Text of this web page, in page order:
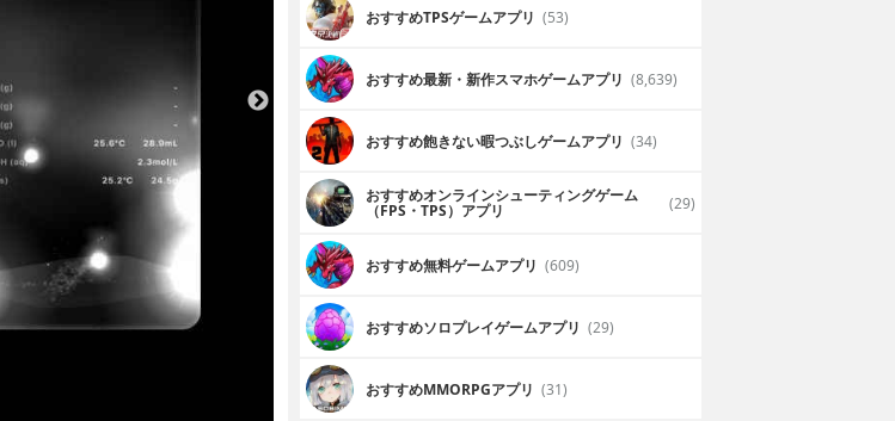
おすすめTPSゲームアプリ (53)
おすすめ最新・新作スマホゲームアプリ (8,639)
おすすめ飽きない暇つぶしゲームアプリ (34)
おすすめオンラインシューティングゲーム
（FPS・TPS）アプリ (29)
おすすめ無料ゲームアプリ (609)
おすすめソロプレイゲームアプリ (29)
おすすめ MMORPGアプリ (31)